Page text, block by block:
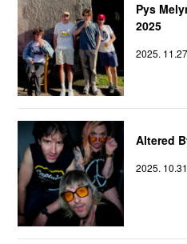
Pys
2025
2025.
Altered
2025.